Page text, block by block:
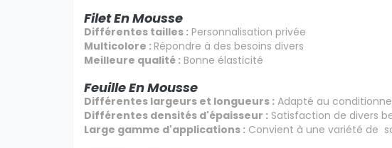
Filet En Mousse
Différentes tailles : Personnalisation privée
Multicolore : Répondre à des besoins divers
Meilleure qualité : Bonne élasticité
Feuille En Mousse
Différentes largeurs et longueurs : Adapté au
Différentes densités d'épaisseur : Satisfaction de divers
Large gamme d'applications : Convient à une variété de